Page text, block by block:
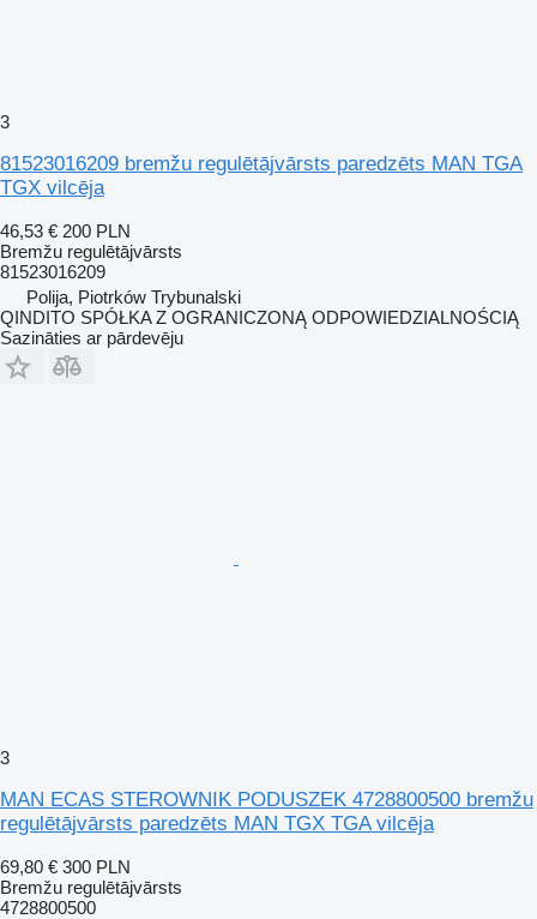
3
81523016209 bremžu regulētājvārsts paredzēts MAN TGA
TGX vilcēja
46,53 € 200 PLN
Bremžu regulētājvārsts
81523016209
Polija, Piotrków Trybunalski
QINDITO SPÓŁKA Z OGRANICZONĄ ODPOWIEDZIALNOŚCIĄ
Sazināties ar pārdevēju
3
MAN ECAS STEROWNIK PODUSZEK 4728800500 bremžu
regulētājvārsts paredzēts MAN TGX TGA vilcēja
69,80 € 300 PLN
Bremžu regulētājvārsts
4728800500